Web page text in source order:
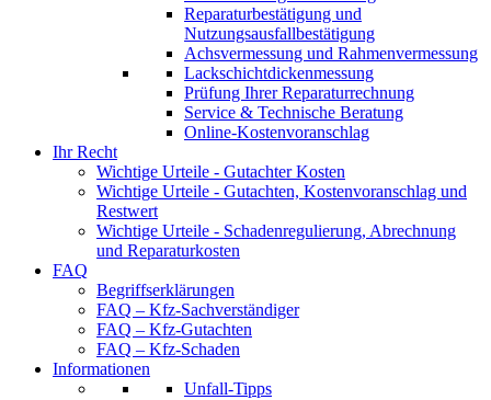
Reparaturbestätigung und
Nutzungsausfallbestätigung
Achsvermessung und Rahmenvermessung
Lackschichtdickenmessung
Prüfung Ihrer Reparaturrechnung
Service & Technische Beratung
Online-Kostenvoranschlag
Ihr Recht
Wichtige Urteile - Gutachter Kosten
Wichtige Urteile - Gutachten, Kostenvoranschlag und
Restwert
Wichtige Urteile - Schadenregulierung, Abrechnung
und Reparaturkosten
FAQ
Begriffserklärungen
FAQ – Kfz-Sachverständiger
FAQ – Kfz-Gutachten
FAQ – Kfz-Schaden
Informationen
Unfall-Tipps